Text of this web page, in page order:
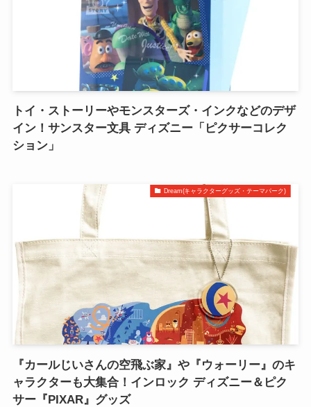
トイ・ストーリーやモンスターズ・インクなどのデザ
イン！サンスター文具 ディズニー「ピクサーコレク
ション」
Dream(キャラクターグッズ・テーマパーク)
『カールじいさんの空飛ぶ家』や『ウォーリー』のキ
ャラクターも大集合！インロック ディズニー＆ピク
サー『PIXAR』グッズ